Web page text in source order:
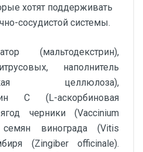
хотят поддерживать
сосудистой системы.
(мальтодекстрин),
наполнитель
целлюлоза),
С (L-аскорбиновая
черники (Vaccinium
семян винограда (Vitis
(Zingiber officinale).